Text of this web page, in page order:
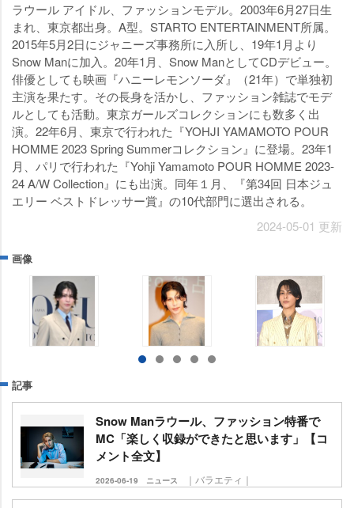
ラウール アイドル、ファッションモデル。2003年6月27日生
まれ、東京都出身。A型。STARTO ENTERTAINMENT所属。
2015年5月2日にジャニーズ事務所に入所し、19年1月より
Snow Manに加入。20年1月、Snow ManとしてCDデビュー。
俳優としても映画『ハニーレモンソーダ』（21年）で単独初
主演を果たす。その長身を活かし、ファッション雑誌でモデ
ルとしても活動。東京ガールズコレクションにも数多く出
演。22年6月、東京で行われた『YOHJI YAMAMOTO POUR
HOMME 2023 Spring Summerコレクション』に登場。23年1
月、パリで行われた『Yohji Yamamoto POUR HOMME 2023-
24 A/W Collection』にも出演。同年１月、『第34回 日本ジュ
エリー ベストドレッサー賞』の10代部門に選出される。
2024-05-01 更新
画像
記事
Snow Manラウール、ファッション特番で
MC「楽しく収録ができたと思います」【コ
メント全文】
2026-06-19 ニュース ｜バラエティ｜